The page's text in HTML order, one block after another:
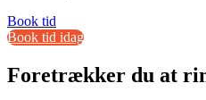
Book tid
Book tid idag
Foretrækker du at